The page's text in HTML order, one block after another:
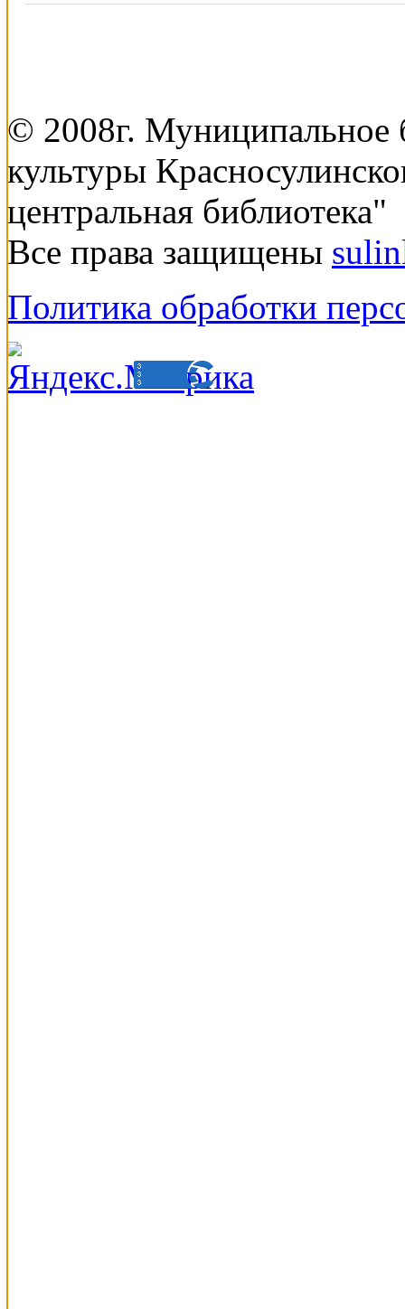
© 2008г. Муниципальное
культуры
центральная библиотека"
Все права защищены
Политика обработки